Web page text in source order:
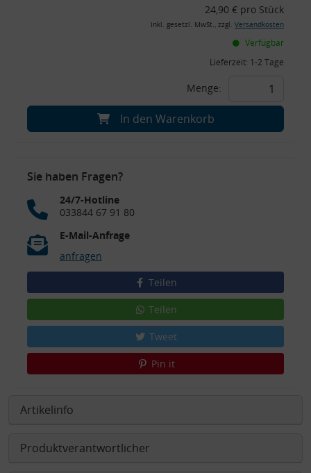
24,90 € pro Stück
inkl. gesetzl. MwSt., zzgl. Versandkosten
Verfügbar
Lieferzeit: 1-2 Tage
Menge:
In den Warenkorb
Sie haben Fragen?
24/7-Hotline
033844 67 91 80
E-Mail-Anfrage
anfragen
Teilen
Teilen
Tweet
Pin it
Artikelinfo
Produktverantwortlicher